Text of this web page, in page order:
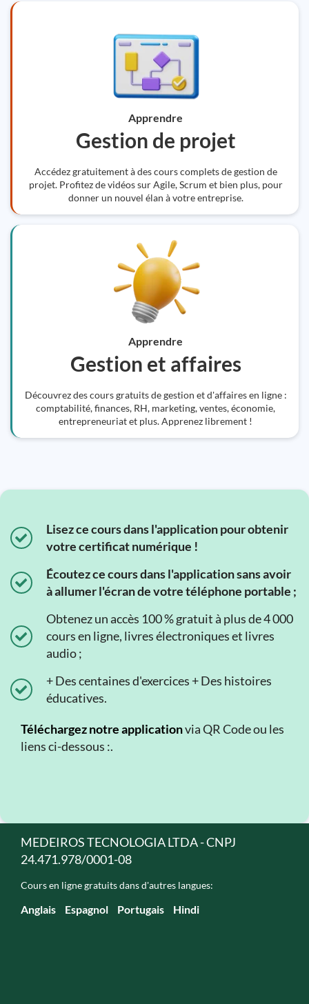
Apprendre
Gestion de projet
Accédez gratuitement à des cours complets de gestion de
projet. Profitez de vidéos sur Agile, Scrum et bien plus, pour
donner un nouvel élan à votre entreprise.
Apprendre
Gestion et affaires
Découvrez des cours gratuits de gestion et d'affaires en ligne :
comptabilité, finances, RH, marketing, ventes, économie,
entrepreneuriat et plus. Apprenez librement !
Lisez ce cours dans l'application pour obtenir
votre certificat numérique !
Écoutez ce cours dans l'application sans avoir
à allumer l'écran de votre téléphone portable ;
Obtenez un accès 100 % gratuit à plus de 4 000
cours en ligne, livres électroniques et livres
audio ;
+ Des centaines d'exercices + Des histoires
éducatives.
Téléchargez notre applicationvia QR Code ou les
liens ci-dessous :.
24.471.978/0001-08